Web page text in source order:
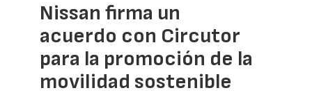
Nissan firma un
acuerdo con Circutor
para la promoción de la
movilidad sostenible